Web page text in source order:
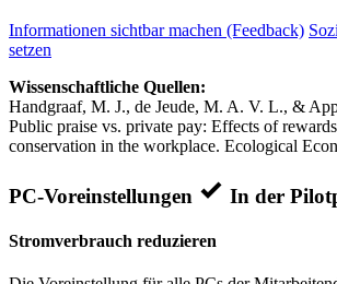
Informationen sichtbar machen (Feedback)
setzen
Wissenschaftliche Quellen:
Handgraaf, M. J., de Jeude, M. A. V. L., &
Public praise vs. private pay: Effects of
conservation in the workplace. Ecological
PC-Voreinstellungen In der
Stromverbrauch reduzieren